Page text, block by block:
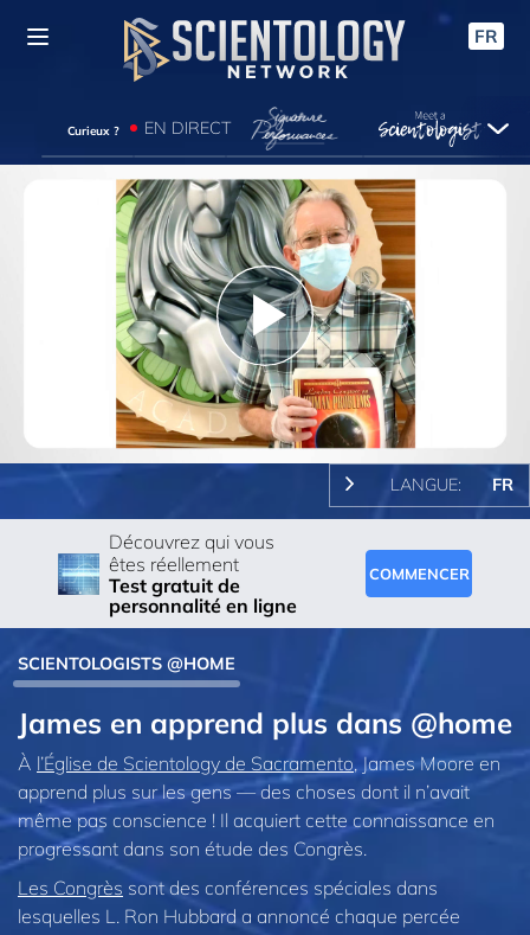
FR
Curieux ? EN DIRECT
Play
Video
LANGUE: FR
Découvrez qui vous
êtes réellement
Test gratuit de
personnalité en ligne
COMMENCER
SCIENTOLOGISTS @HOME
James en apprend plus dans @home
À l’Église de Scientology de Sacramento, James Moore en
apprend plus sur les gens — des choses dont il n’avait
même pas conscience ! Il acquiert cette connaissance en
progressant dans son étude des Congrès.
Les Congrès sont des conférences spéciales dans
lesquelles L. Ron Hubbard a annoncé chaque percée